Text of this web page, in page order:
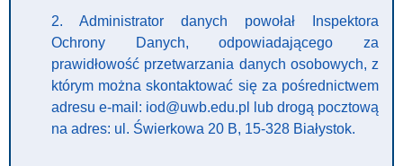
2. Administrator danych powołał Inspektora
Ochrony Danych, odpowiadającego za
prawidłowość przetwarzania danych osobowych, z
którym można skontaktować się za pośrednictwem
adresu e-mail: iod@uwb.edu.pl lub drogą pocztową
na adres: ul. Świerkowa 20 B, 15-328 Białystok.